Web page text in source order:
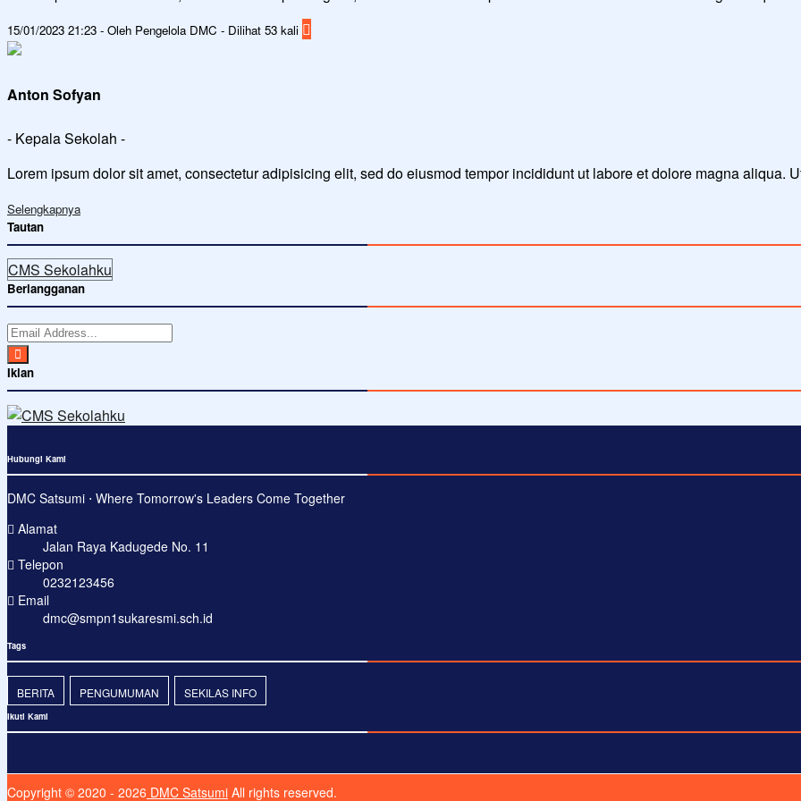
15/01/2023 21:23 - Oleh Pengelola DMC - Dilihat 53 kali
Anton Sofyan
- Kepala Sekolah -
Lorem ipsum dolor sit amet, consectetur adipisicing elit, sed do eiusmod tempor incididunt ut labore et dolore magna aliqua.
Selengkapnya
Tautan
CMS Sekolahku
Berlangganan
Iklan
Hubungi Kami
DMC Satsumi ⋅ Where Tomorrow's Leaders Come Together
Alamat
Jalan Raya Kadugede No. 11
Telepon
0232123456
Email
dmc@smpn1sukaresmi.sch.id
Tags
BERITA PENGUMUMAN SEKILAS INFO
Ikuti Kami
Copyright © 2020 - 2026 DMC Satsumi All rights reserved.